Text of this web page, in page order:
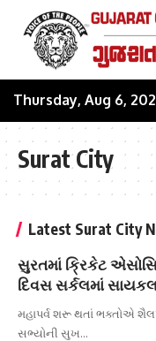
Thursday, Aug 6,
Surat City
Latest Surat City
સુરતમાં ક્રિકેટ
દિવસ સર્કલમાં
મહાપર્વ શરૂ થતાં ભક્તોએ
સભ્યોની સુખ…